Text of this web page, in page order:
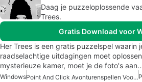
Daag je puzzeloplossende
Trees.
Gratis Download voor
Her Trees is een gratis puzzelspel waarin
raadselachtige uitdagingen moet
mysterieuze kamer, moet je de foto's
Windows Point And Click Avonturenspellen Voor Windows